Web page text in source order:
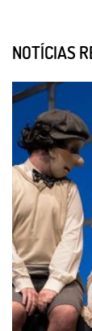
NOTÍCIAS